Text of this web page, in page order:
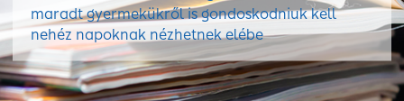
maradt gyermekükről is gondoskodniuk kell
nehéz napoknak nézhetnek elébe